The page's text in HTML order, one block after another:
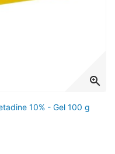
zoom_in
10% - Gel 100 g